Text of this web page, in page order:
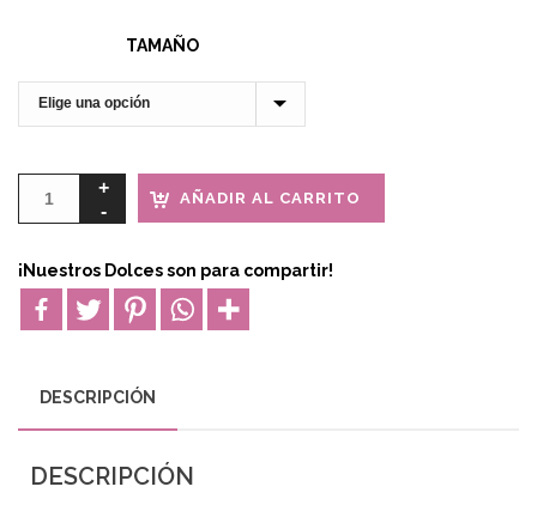
TAMAÑO
AÑADIR AL CARRITO
¡Nuestros Dolces son para compartir!
DESCRIPCIÓN
DESCRIPCIÓN